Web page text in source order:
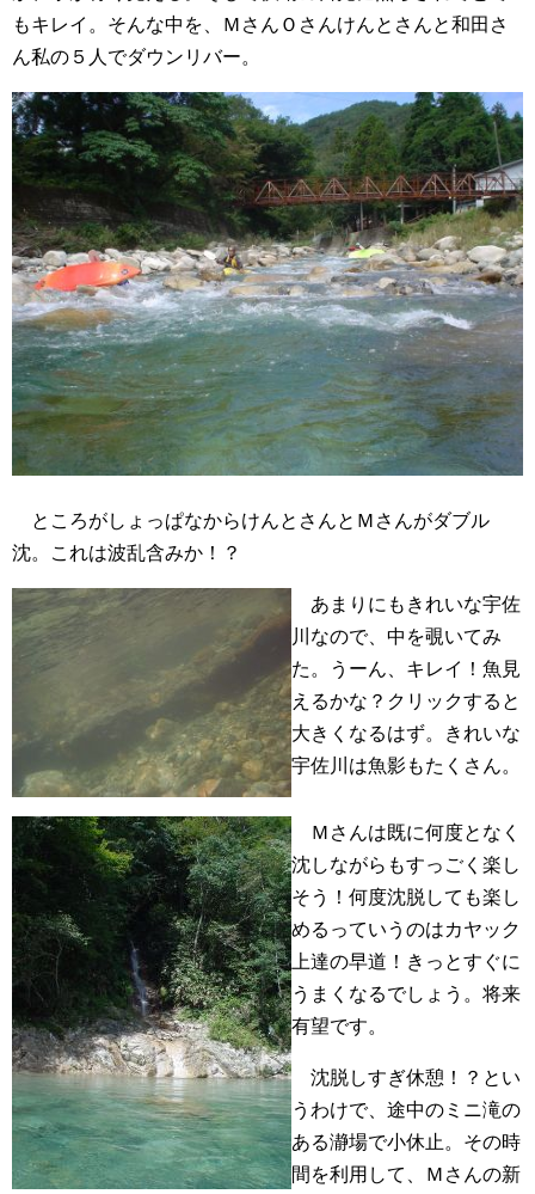
もキレイ。そんな中を、ＭさんＯさんけんとさんと和田さ
ん私の５人でダウンリバー。
ところがしょっぱなからけんとさんとＭさんがダブル
沈。これは波乱含みか！？
あまりにもきれいな宇佐
川なので、中を覗いてみ
た。うーん、キレイ！魚見
えるかな？クリックすると
大きくなるはず。きれいな
宇佐川は魚影もたくさん。
Ｍさんは既に何度となく
沈しながらもすっごく楽し
そう！何度沈脱しても楽し
めるっていうのはカヤック
上達の早道！きっとすぐに
うまくなるでしょう。将来
有望です。
沈脱しすぎ休憩！？とい
うわけで、途中のミニ滝の
ある瀞場で小休止。その時
間を利用して、Ｍさんの新